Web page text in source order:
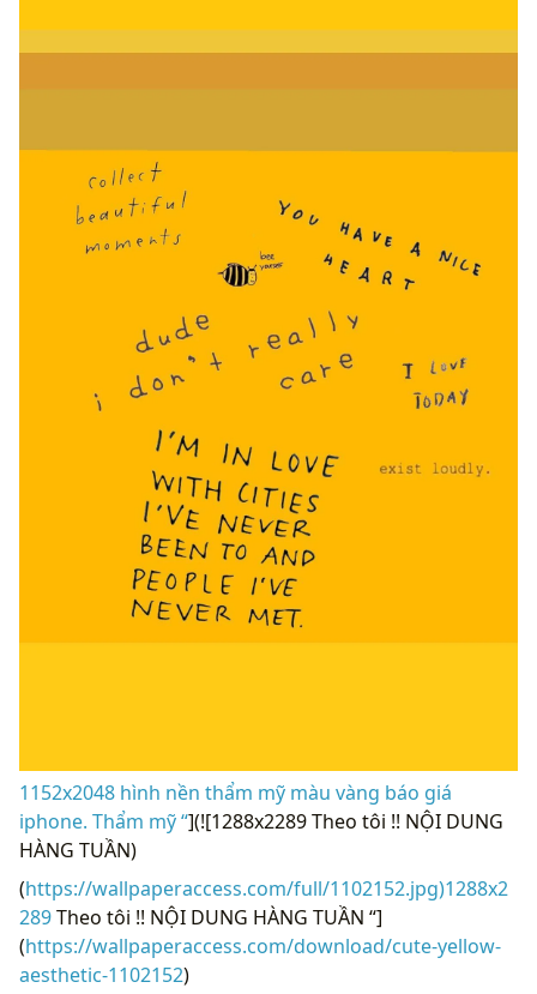
1152x2048 hình nền thẩm mỹ màu vàng báo giá
iphone. Thẩm mỹ “](![1288x2289 Theo tôi !! NỘI DUNG
HÀNG TUẦN)
(https://wallpaperaccess.com/full/1102152.jpg)1288x2
289Theo tôi !! NỘI DUNG HÀNG TUẦN “]
(https://wallpaperaccess.com/download/cute-yellow-
aesthetic-1102152)